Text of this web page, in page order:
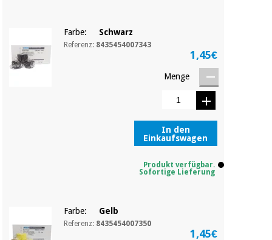
Chirurgische
Farbe: Schwarz
Referenz: 8435454007343
1,45€
Menge
In den
Einkaufswagen
Produkt verfügbar.
Sofortige Lieferung
Farbe: Gelb
Referenz: 8435454007350
1,45€